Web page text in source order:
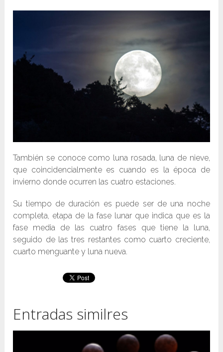
También se conoce como luna rosada, luna de nieve,
que coincidencialmente es cuando es la época de
invierno donde ocurren las cuatro estaciones.
Su tiempo de duración es puede ser de una noche
completa, etapa de la fase lunar que indica que es la
fase media de las cuatro fases que tiene la luna,
seguido de las tres restantes como cuarto creciente,
cuarto menguante y luna nueva.
Entradas similres